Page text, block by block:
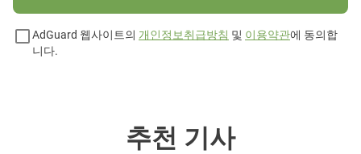
AdGuard 웹사이트의 개인정보취급방침 및 이용약관에 동의합
니다.
추천 기사